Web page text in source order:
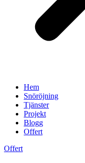
Hem
Snöröjning
Tjänster
Projekt
Blogg
Offert
Offert